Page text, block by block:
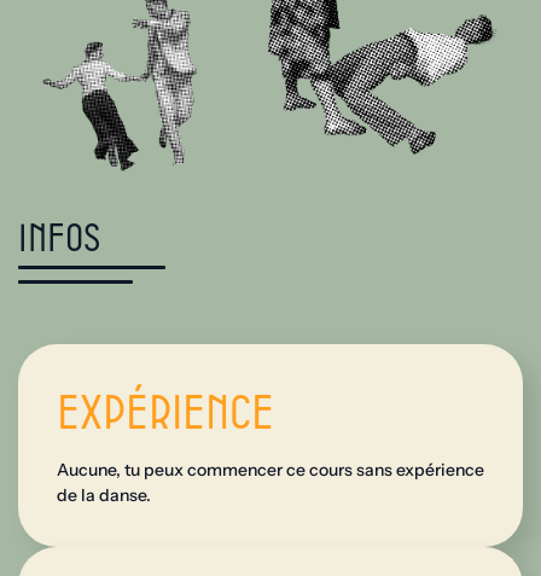
Infos
Expérience
Aucune, tu peux commencer ce cours sans expérience
de la danse.